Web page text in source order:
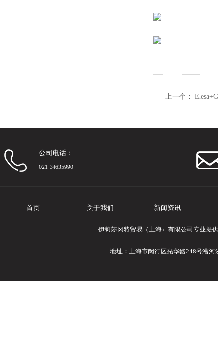
上一个：
公司电话：
021-34635990
首页 关于我们 新闻资讯
伊莉莎冈特贸易（上海）有限公司专业提
地址：上海市闵行区光华路248号漕